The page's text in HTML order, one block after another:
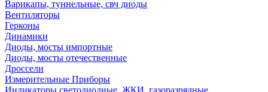
Варикапы, туннельные, свч диоды
Вентиляторы
Герконы
Динамики
Диоды, мосты импортные
Диоды, мосты отечественные
Дроссели
Измерительные Приборы
Индикаторы светодиодные, ЖКИ, газоразрядные…